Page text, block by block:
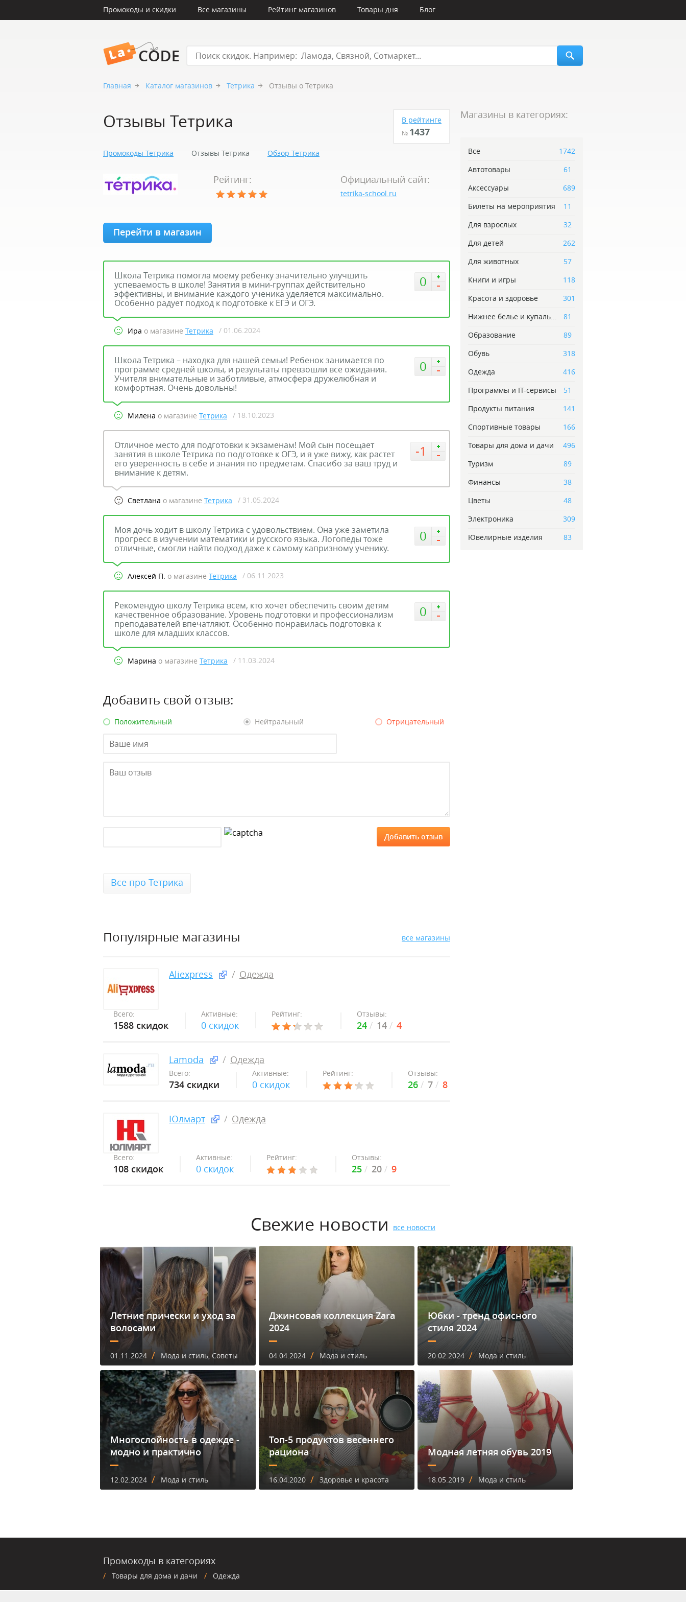
Промокоды и скидки Все магазины Рейтинг магазинов Товары дня Блог
Главная Каталог магазинов Тетрика Отзывы о Тетрика
Отзывы Тетрика В рейтинге
№ 1437
Промокоды Тетрика Отзывы Тетрика Обзор Тетрика
Рейтинг: Официальный сайт:
tetrika-school.ru
Перейти в магазин
0
Школа Тетрика помогла моему ребенку значительно улучшить
успеваемость в школе! Занятия в мини-группах действительно
эффективны, и внимание каждого ученика уделяется максимально.
Особенно радует подход к подготовке к ЕГЭ и ОГЭ.
Ира о магазине Тетрика / 01.06.2024
0
Школа Тетрика – находка для нашей семьи! Ребенок занимается по
программе средней школы, и результаты превзошли все ожидания.
Учителя внимательные и заботливые, атмосфера дружелюбная и
комфортная. Очень довольны!
Милена о магазине Тетрика / 18.10.2023
-1
Отличное место для подготовки к экзаменам! Мой сын посещает
занятия в школе Тетрика по подготовке к ОГЭ, и я уже вижу, как растет
его уверенность в себе и знания по предметам. Спасибо за ваш труд и
внимание к детям.
Светлана о магазине Тетрика / 31.05.2024
0
Моя дочь ходит в школу Тетрика с удовольствием. Она уже заметила
прогресс в изучении математики и русского языка. Логопеды тоже
отличные, смогли найти подход даже к самому капризному ученику.
Алексей П. о магазине Тетрика / 06.11.2023
0
Рекомендую школу Тетрика всем, кто хочет обеспечить своим детям
качественное образование. Уровень подготовки и профессионализм
преподавателей впечатляют. Особенно понравилась подготовка к
школе для младших классов.
Марина о магазине Тетрика / 11.03.2024
Добавить свой отзыв:
Положительный Нейтральный Отрицательный
Все про Тетрика
Популярные магазины все магазины
Aliexpress Одежда
Всего:
1588 скидок
Активные:
0 скидок
Рейтинг: Отзывы:
24 14 4
Lamoda Одежда
Всего:
734 скидки
Активные:
0 скидок
Рейтинг: Отзывы:
26 7 8
Юлмарт Одежда
Всего:
108 скидок
Активные:
0 скидок
Рейтинг: Отзывы:
25 20 9
Магазины в категориях:
Все
1742
Автотовары
61
Аксессуары
689
Билеты на мероприятия
11
Для взрослых
32
Для детей
262
Для животных
57
Книги и игры
118
Красота и здоровье
301
Нижнее белье и купаль...
81
Образование
89
Обувь
318
Одежда
416
Программы и IT-сервисы
51
Продукты питания
141
Спортивные товары
166
Товары для дома и дачи
496
Туризм
89
Финансы
38
Цветы
48
Электроника
309
Ювелирные изделия
83
Свежие новости все новости
Летние прически и уход за
волосами
01.11.2024 / Мода и стиль, Советы
Джинсовая коллекция Zara
2024
04.04.2024 / Мода и стиль
Юбки - тренд офисного
стиля 2024
20.02.2024 / Мода и стиль
Многослойность в одежде -
модно и практично
12.02.2024 / Мода и стиль
Топ-5 продуктов весеннего
рациона
16.04.2020 / Здоровье и красота
Модная летняя обувь 2019
18.05.2019 / Мода и стиль
Промокоды в категориях
Товары для дома и дачи Одежда